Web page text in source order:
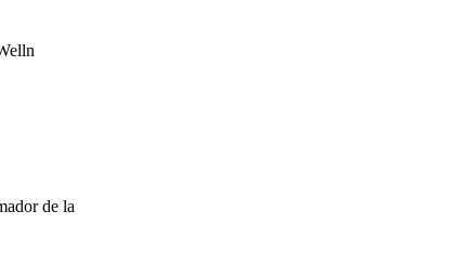
de la